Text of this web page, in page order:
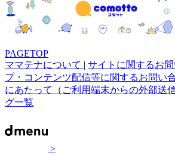
PAGETOP
ママテナについて | サイトに関するお
プ・コンテンツ配信等に関するお問い
にあたって（ご利用端末からの外部送
グ一覧
>